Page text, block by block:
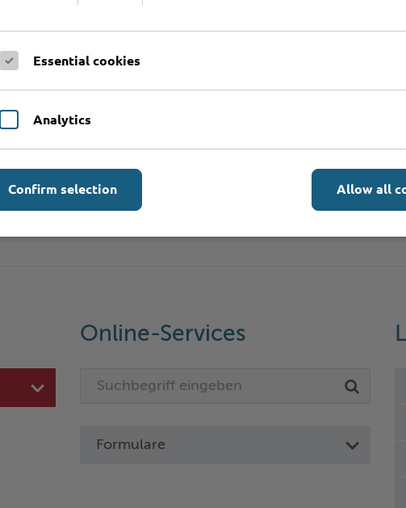
Online-Services
Formulare
Essential cookies
Analytics
Allow all
Confirm selection